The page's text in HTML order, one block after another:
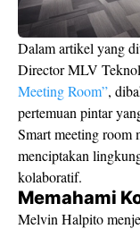
Dalam artikel yang
Director MLV
Meeting Room”,
pertemuan pintar
Smart meeting room
menciptakan
kolaboratif.
Memahami
Melvin Halpito